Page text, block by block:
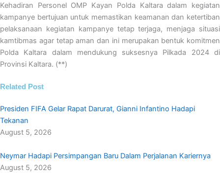
Kehadiran Personel OMP Kayan Polda Kaltara dalam kegiatan
kampanye bertujuan untuk memastikan keamanan dan ketertiban
pelaksanaan kegiatan kampanye tetap terjaga, menjaga situasi
kamtibmas agar tetap aman dan ini merupakan bentuk komitmen
Polda Kaltara dalam mendukung suksesnya Pilkada 2024 di
Provinsi Kaltara. (**)
Related Post
Presiden FIFA Gelar Rapat Darurat, Gianni Infantino Hadapi
Tekanan
August 5, 2026
Neymar Hadapi Persimpangan Baru Dalam Perjalanan Kariernya
August 5, 2026